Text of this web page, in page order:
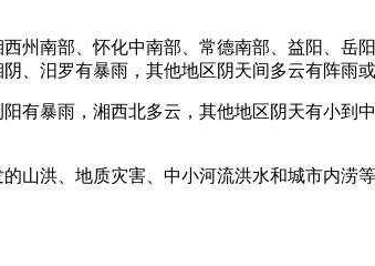
州南部、怀化中南部、常德南部、益阳、
、汨罗有暴雨，其他地区阴天间多云有阵雨
有暴雨，湘西北多云，其他地区阴天有小
山洪、地质灾害、中小河流洪水和城市内